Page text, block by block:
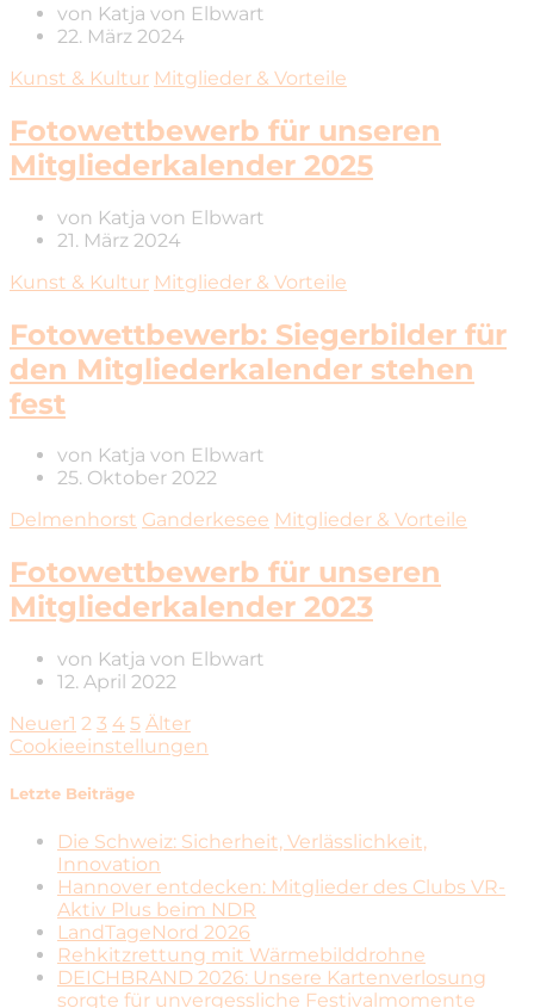
von Katja von Elbwart
22. März 2024
Kunst & Kultur Mitglieder & Vorteile
Fotowettbewerb für unseren
Mitgliederkalender 2025
von Katja von Elbwart
21. März 2024
Kunst & Kultur Mitglieder & Vorteile
Fotowettbewerb: Siegerbilder für
den Mitgliederkalender stehen
fest
von Katja von Elbwart
25. Oktober 2022
Delmenhorst Ganderkesee Mitglieder & Vorteile
Fotowettbewerb für unseren
Mitgliederkalender 2023
von Katja von Elbwart
12. April 2022
Neuer1 2 3 4 5 Älter
Cookieeinstellungen
Letzte Beiträge
Die Schweiz: Sicherheit, Verlässlichkeit,
Innovation
Hannover entdecken: Mitglieder des Clubs VR-
Aktiv Plus beim NDR
LandTageNord 2026
Rehkitzrettung mit Wärmebilddrohne
DEICHBRAND 2026: Unsere Kartenverlosung
sorgte für unvergessliche Festivalmomente